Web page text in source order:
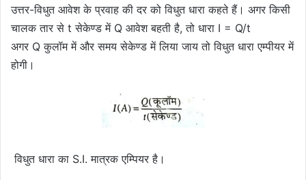
उत्तर-विधुत आवेश के प्रवाह की दर को विधुत धारा कहते हैं। अगर किसी
चालक तार से t सेकेण्ड में Q आवेश बहती है, तो धारा I = Q/t
अगर Q कुलॉम में और समय सेकेण्ड में लिया जाय तो विधुत धारा एम्पीयर में
होगी।
विधुत धारा का S.I. मात्रक एम्पियर है।